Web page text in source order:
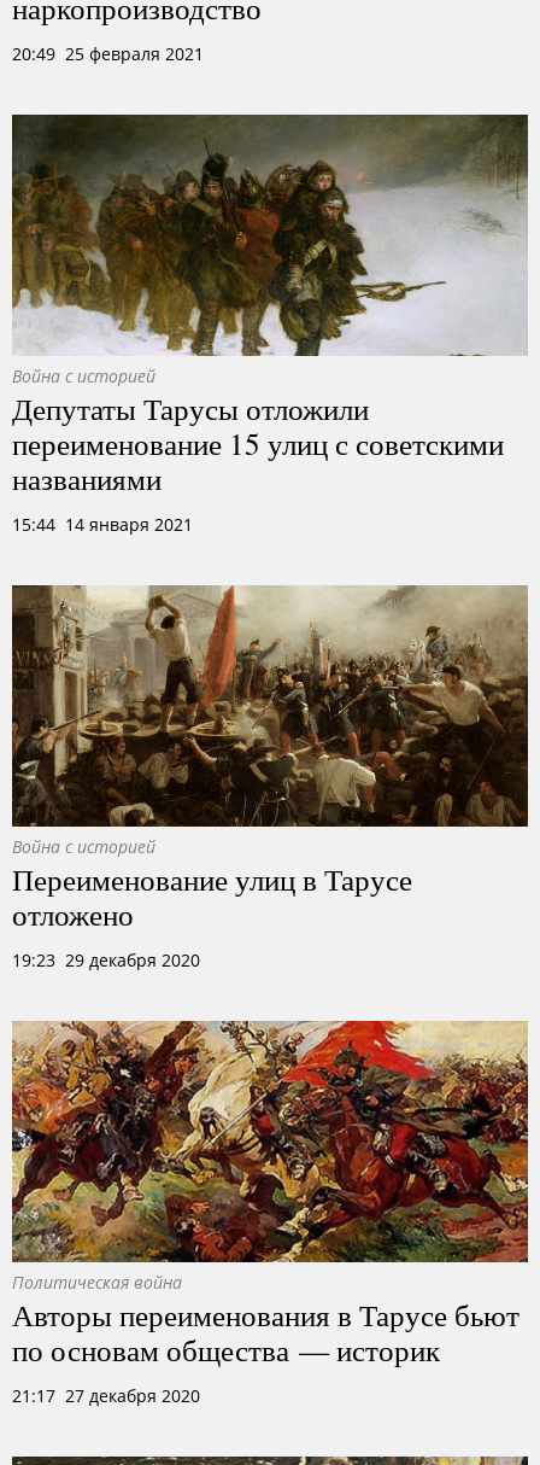
20:49 25 февраля 2021
Война с историей
Депутаты Тарусы отложили
переименование 15 улиц с советскими
названиями
15:44 14 января 2021
Война с историей
Переименование улиц в Тарусе
отложено
19:23 29 декабря 2020
Политическая война
Авторы переименования в Тарусе бьют
по основам общества — историк
21:17 27 декабря 2020